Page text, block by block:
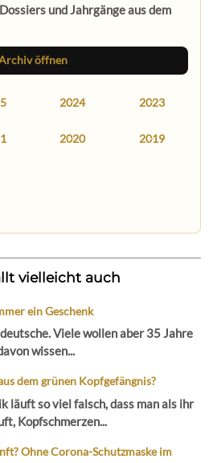
und Jahrgänge aus dem
öffnen
2024 2023
2020 2019
vielleicht auch
ein Geschenk
Viele wollen aber 35 Jahre
wissen...
dem grünen Kopfgefängnis?
läuft so viel falsch, dass man als ihr
Kopfschmerzen...
Ohne Corona-Schutzmaske im